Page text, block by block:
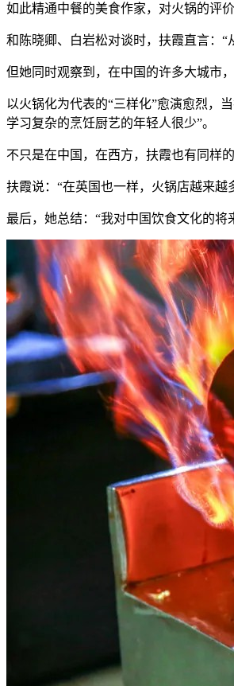
如此精通中餐的美食作家，对火锅的评价
和陈晓卿、白岩松对谈时，扶霞直言：
但她同时观察到，在中国的许多大城市
以火锅化为代表的“三样化”愈演愈烈，
学习复杂的烹饪厨艺的年轻人很少”。
不只是在中国，在西方，扶霞也有同样的
扶霞说：“在英国也一样，火锅店越来
最后，她总结：“我对中国饮食文化的将